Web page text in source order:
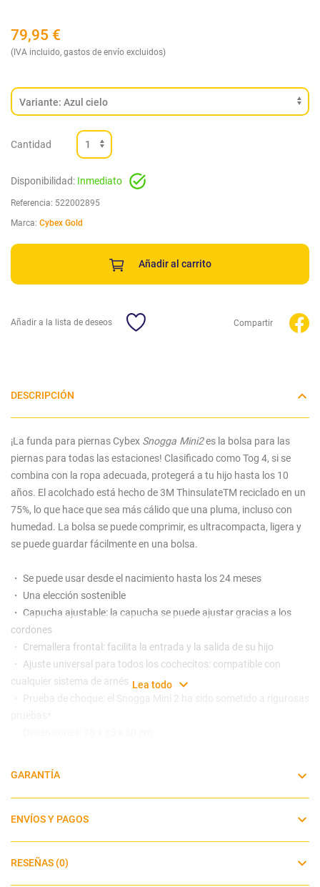
79,95 €
(IVA incluido, gastos de envío excluidos)
Cantidad
Disponibilidad: Inmediato
Referencia: 522002895
Marca: Cybex Gold
Añadir al carrito
Añadir a la lista de deseos Compartir
DESCRIPCIÓN
¡La funda para piernas Cybex Snogga Mini2es la bolsa para las
piernas para todas las estaciones! Clasificado como Tog 4, si se
combina con la ropa adecuada, protegerá a tu hijo hasta los 10
años. El acolchado está hecho de 3M ThinsulateTM reciclado en un
75%, lo que hace que sea más cálido que una pluma, incluso con
humedad. La bolsa se puede comprimir, es ultracompacta, ligera y
se puede guardar fácilmente en una bolsa.
・ Se puede usar desde el nacimiento hasta los 24 meses
・ Una elección sostenible
・ Capucha ajustable: la capucha se puede ajustar gracias a los
cordones
・ Cremallera frontal: facilita la entrada y la salida de su hijo
・ Ajuste universal para todos los cochecitos: compatible con
cualquier sistema de arnés
・ Prueba de choque: el Snogga Mini 2 ha sido sometido a rigurosas
*Pruebas de choque realizadas en asientos de automóvil Cybex
Lea todo
GARANTÍA
ENVÍOS Y PAGOS
RESEÑAS (0)